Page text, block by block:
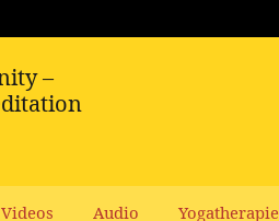
Videos Audio Yogatherapie